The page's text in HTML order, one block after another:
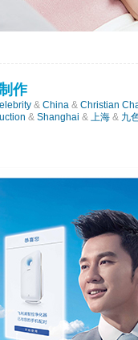
作
& China & Christian
& Shanghai & 上海 & 九